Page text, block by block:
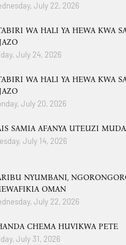
July 22, 2026
WA HALI YA HEWA KWA
July 24, 2026
WA HALI YA HEWA KWA
July 20, 2026
SAMIA AFANYA UTEUZI
July 14, 2026
NYUMBANI,
OMAN
July 22, 2026
CHEMA HUVIKWA PETE
July 31, 2026